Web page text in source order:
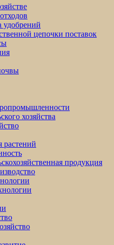
удобрений
цепочки поставок
хозяйства
растений
продукция